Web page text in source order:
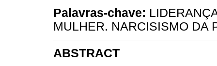
Palavras-chave:
MULHER. NARCISISMO DA
ABSTRACT